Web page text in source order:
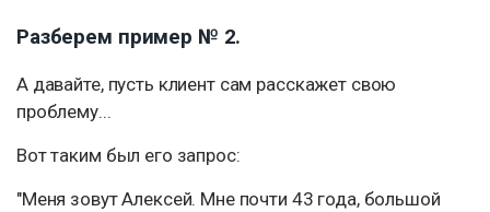
Разберем пример № 2.
А давайте, пусть клиент сам расскажет свою
проблему...
Вот таким был его запрос:
"Меня зовут Алексей. Мне почти 43 года, большой